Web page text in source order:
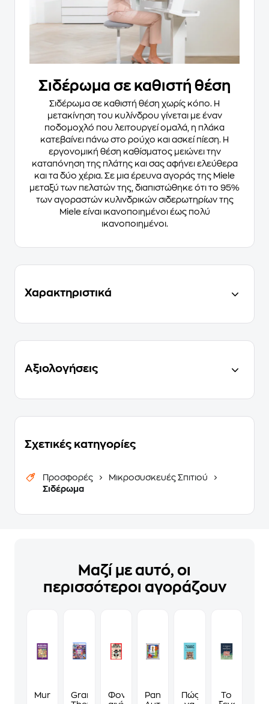
Σιδέρωμα σε καθιστή θέση
Σιδέρωμα σε καθιστή θέση χωρίς κόπο. Η
μετακίνηση του κυλίνδρου γίνεται με έναν
ποδομοχλό που λειτουργεί ομαλά, η πλάκα
κατεβαίνει πάνω στο ρούχο και ασκεί πίεση. Η
εργονομική θέση καθίσματος μειώνει την
καταπόνηση της πλάτης και σας αφήνει ελεύθερα
και τα δύο χέρια. Σε μια έρευνα αγοράς της Miele
μεταξύ των πελατών της, διαπιστώθηκε ότι το 95%
των αγοραστών κυλινδρικών σιδερωτηρίων της
Miele είναι ικανοποιημένοι έως πολύ
ικανοποιημένοι.
Χαρακτηριστικά
Αξιολογήσεις
Σχετικές κατηγορίες
Προσφορές
Μικροσυσκευές Σπιτιού
Σιδέρωμα
Μαζί με αυτό, οι
περισσότεροι αγοράζουν
MurdokuGrand
Φονικά
Panini
Πώς
Το